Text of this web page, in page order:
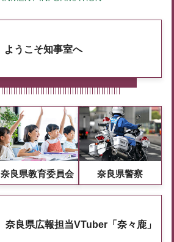
ようこそ知事室へ
奈良県教育委員会 奈良県警察
奈良県広報担当VTuber「奈々鹿」